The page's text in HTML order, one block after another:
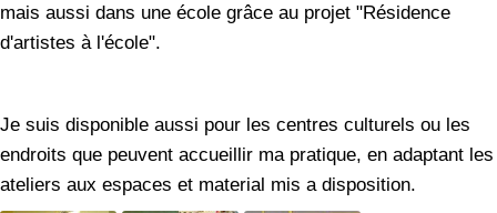
mais aussi dans une école grâce au projet "Résidence
d'artistes à l'école".
Je suis disponible aussi pour les centres culturels ou les
endroits que peuvent accueillir ma pratique, en adaptant les
ateliers aux espaces et material mis a disposition.